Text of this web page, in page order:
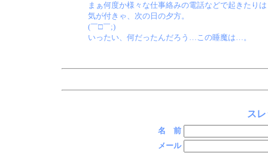
まぁ何度か様々な仕事絡みの電話などで起きたり
気が付きゃ、次の日の夕方。
(￣□￣;)
いったい、何だったんだろう…この睡魔は…。
ス
名 前
メール